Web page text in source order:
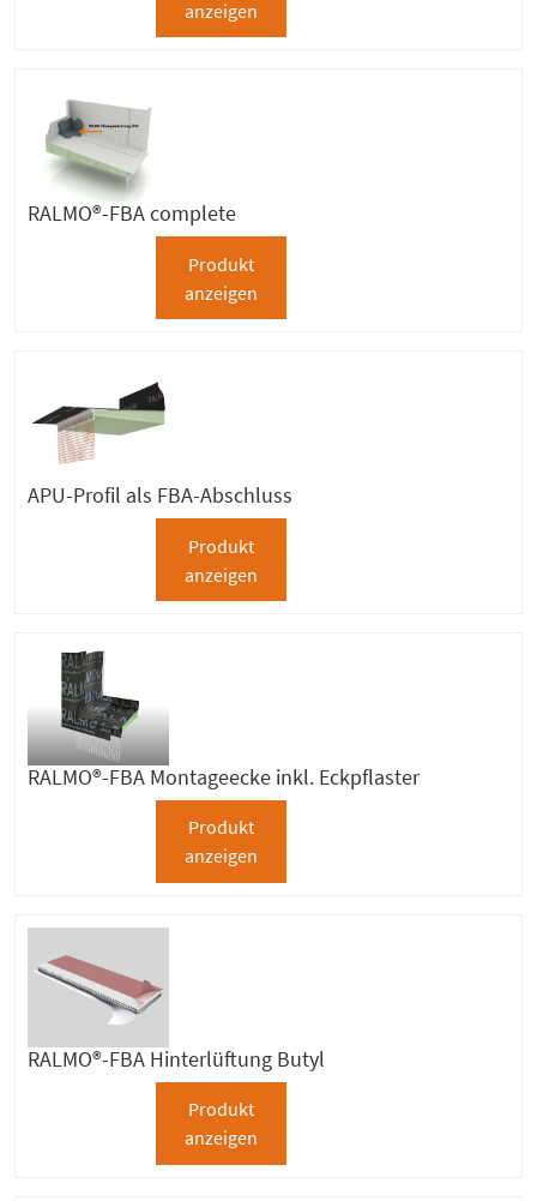
anzeigen
RALMO®-FBA complete
Produkt
anzeigen
APU-Profil als FBA-Abschluss
Produkt
anzeigen
RALMO®-FBA Montageecke inkl. Eckpflaster
Produkt
anzeigen
RALMO®-FBA Hinterlüftung Butyl
Produkt
anzeigen